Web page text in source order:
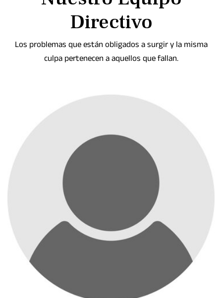
Directivo
Los problemas que están obligados a surgir y la misma
culpa pertenecen a aquellos que fallan.